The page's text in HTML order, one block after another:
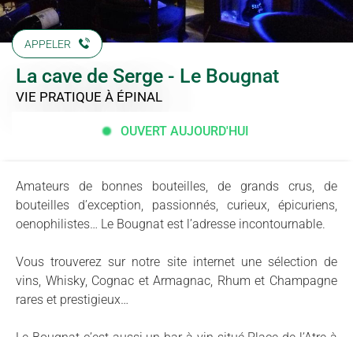
APPELER
La cave de Serge - Le Bougnat
VIE PRATIQUE À ÉPINAL
OUVERT AUJOURD'HUI
Amateurs de bonnes bouteilles, de grands crus, de
bouteilles d’exception, passionnés, curieux, épicuriens,
oenophilistes… Le Bougnat est l’adresse incontournable.
Vous trouverez sur notre site internet une sélection de
vins, Whisky, Cognac et Armagnac, Rhum et Champagne
rares et prestigieux…